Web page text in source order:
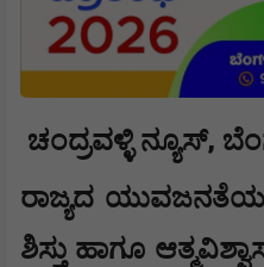
ಚಂದ್ರವಳ್ಳಿ ನ್ಯೂಸ್,
ರಾಜ್ಯದ
ಶಿಸ್ತು ಹಾಗೂ